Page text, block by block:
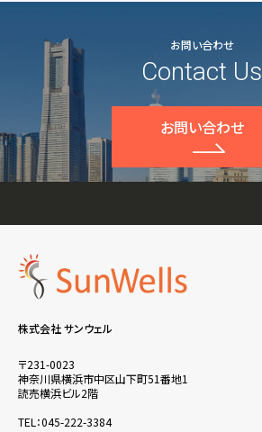
お問い合わせ
Contact Us
お問い合わせ
株式会社 サンウェル
〒231-0023
神奈川県横浜市中区山下町51番地1
読売横浜ビル2階
TEL：045-222-3384